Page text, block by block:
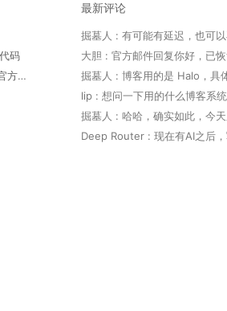
码
微信内访问网站提示“非微信官方网页，请确认是否继续访问”
最新评论
lip : 想问一下用的什么博客系统